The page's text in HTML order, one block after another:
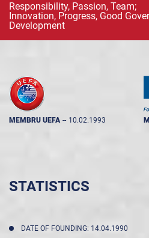
Responsibility, Passion, Team;
Innovation, Progress, Good
Development
MEMBRU UEFA -- 10.02.1993
STATISTICS
DATE OF FOUNDING: 14.04.1990